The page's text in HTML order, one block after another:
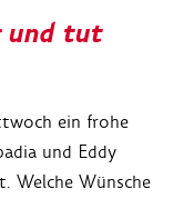
und tut
ein frohe
und Eddy
Welche Wünsche